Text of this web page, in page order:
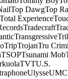
Top DawgTop
Total Experience
Tradecraft
Transgressive
TripTrojanTru
TSOPTsunami Mob
TVTU.S.
UlysseUMC